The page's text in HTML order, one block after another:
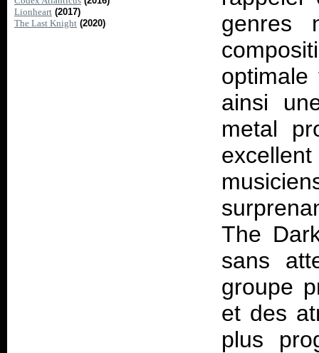
Lionheart (2017)
The Last Knight (2020)
genres
ainsi
metal
The
sans
groupe
et des
plus